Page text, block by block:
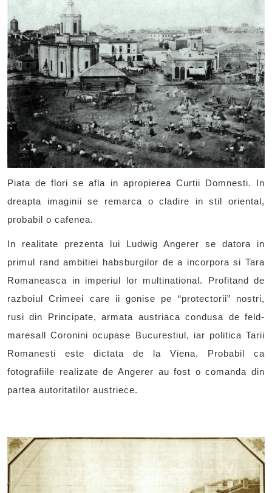
Piata de flori se afla in apropierea Curtii Domnesti. In
dreapta imaginii se remarca o cladire in stil oriental,
probabil o cafenea.
In realitate prezenta lui Ludwig Angerer se datora in
primul rand ambitiei habsburgilor de a incorpora si Tara
Romaneasca in imperiul lor multinational. Profitand de
razboiul Crimeei care ii gonise pe “protectorii” nostri,
rusi din Principate, armata austriaca condusa de feld-
maresall Coronini ocupase Bucurestiul, iar politica Tarii
Romanesti este dictata de la Viena. Probabil ca
fotografiile realizate de Angerer au fost o comanda din
partea autoritatilor austriece.